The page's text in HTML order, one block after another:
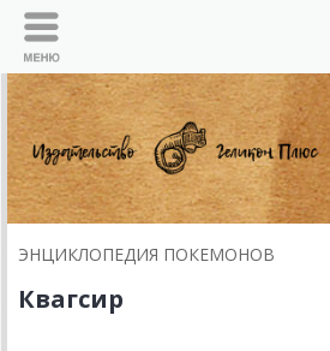
ЭНЦИКЛОПЕДИЯ ПОКЕМОНОВ
Квагсир